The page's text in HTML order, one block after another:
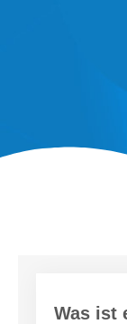
Was ist